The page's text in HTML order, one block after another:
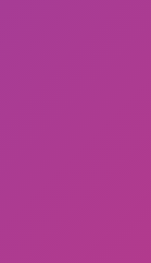
Assessment